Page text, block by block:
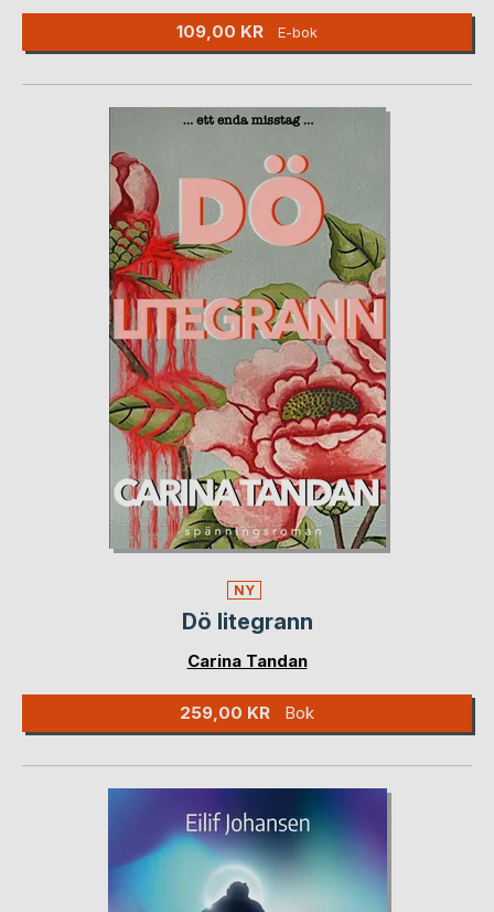
109,00 KR E-bok
NY
Dö litegrann
Carina Tandan
259,00 KR Bok